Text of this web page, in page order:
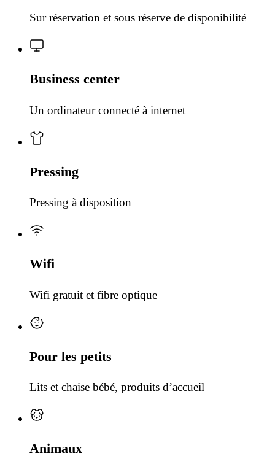
Sur réservation et sous réserve de disponibilité
Business center
Un ordinateur connecté à internet
Pressing
Pressing à disposition
Wifi
Wifi gratuit et fibre optique
Pour les petits
Lits et chaise bébé, produits d’accueil
Animaux